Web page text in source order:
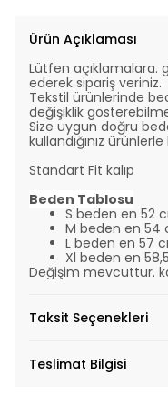
Ürün Açıklaması
Lütfen açıklamalara.
ederek sipariş veriniz.
Tekstil ürünlerinde
değişiklik
Size uygun doğru
kullandığınız
Standart Fit kalıp
Beden Tablosu
S beden en 52
M beden en 54
L beden en 57
Xl beden en
Değişim mevcuttur.
Taksit Seçenekleri
Teslimat Bilgisi